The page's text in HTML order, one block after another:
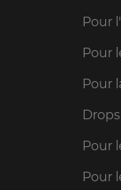
Pour
Pour
Pour
Drops
Pour
Pour